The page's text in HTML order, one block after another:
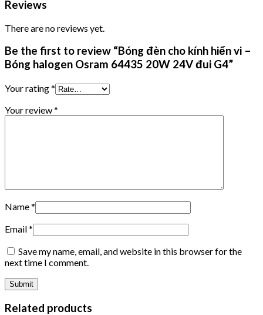
Reviews
There are no reviews yet.
Be the first to review “Bóng đèn cho kính hiển vi –
Bóng halogen Osram 64435 20W 24V đui G4”
Your rating*
Your review*
Name*
Email*
Save my name, email, and website in this browser for the
next time I comment.
Related products